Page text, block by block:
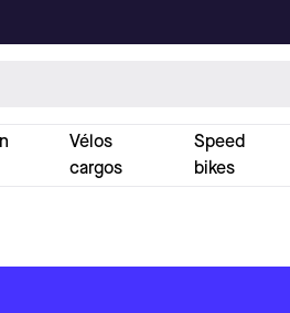
Vélos
cargos
Speed
bikes